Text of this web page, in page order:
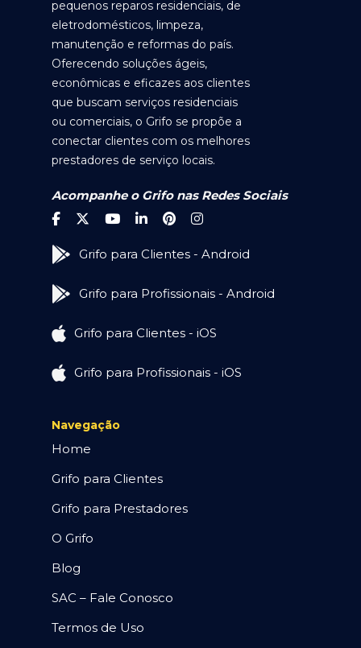
pequenos reparos residenciais, de
eletrodomésticos, limpeza,
manutenção e reformas do país.
Oferecendo soluções ágeis,
econômicas e eficazes aos clientes
que buscam serviços residenciais
ou comerciais, o Grifo se propõe a
conectar clientes com os melhores
prestadores de serviço locais.
Acompanhe o Grifo nas Redes Sociais
Grifo para Clientes - Android
Grifo para Profissionais - Android
Grifo para Clientes - iOS
Grifo para Profissionais - iOS
Navegação
Home
Grifo para Clientes
Grifo para Prestadores
O Grifo
Blog
SAC – Fale Conosco
Termos de Uso